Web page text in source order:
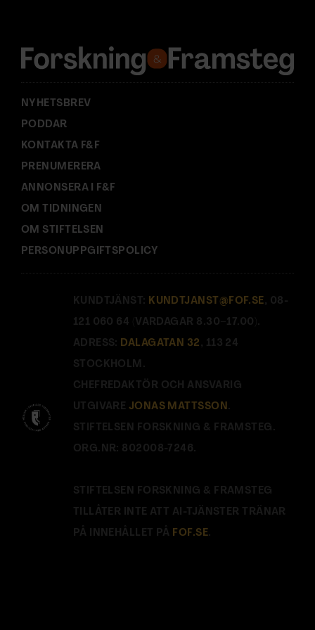
s
:
NYHETSBREV
PODDAR
KONTAKTA F&F
PRENUMERERA
ANNONSERA I F&F
OM TIDNINGEN
OM STIFTELSEN
PERSONUPPGIFTSPOLICY
KUNDTJÄNST: KUNDTJANST@FOF.SE , 08-
121 060 64 (VARDAGAR 8.30–17.00).
ADRESS: DALAGATAN 32 , 113 24
STOCKHOLM.
CHEFREDAKTÖR OCH ANSVARIG
UTGIVARE JONAS MATTSSON .
STIFTELSEN FORSKNING & FRAMSTEG.
ORG.NR: 802008-7246.
STIFTELSEN FORSKNING & FRAMSTEG
TILLÅTER INTE ATT AI-TJÄNSTER TRÄNAR
PÅ INNEHÅLLET PÅ FOF.SE.